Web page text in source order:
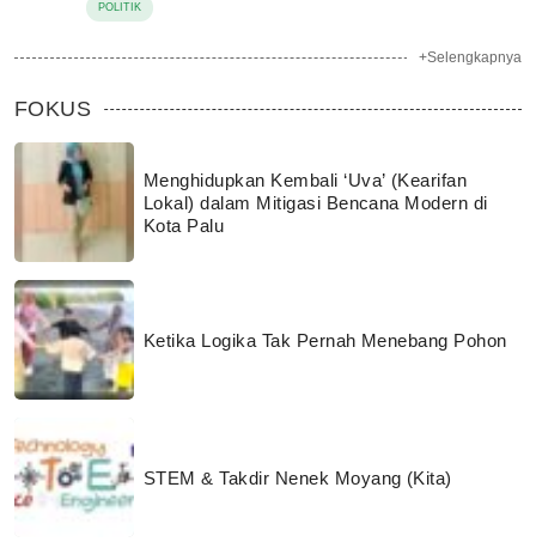
POLITIK
+Selengkapnya
FOKUS
Menghidupkan Kembali ‘Uva’ (Kearifan
Lokal) dalam Mitigasi Bencana Modern di
Kota Palu
Ketika Logika Tak Pernah Menebang Pohon
STEM & Takdir Nenek Moyang (Kita)